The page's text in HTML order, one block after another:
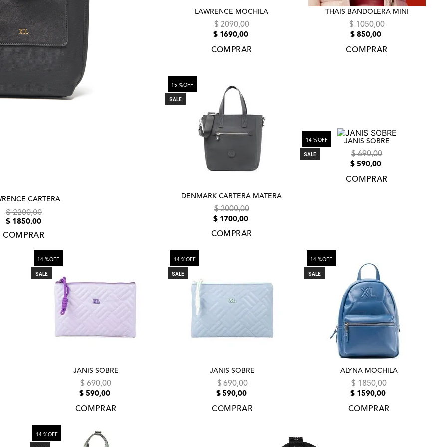
CARTERA
$ 2290,00
$ 1850,00
COMPRAR
LAWRENCE MOCHILA
$ 2090,00
$ 1690,00
COMPRAR
THAIS BANDOLERA MINI
$ 1050,00
$ 850,00
COMPRAR
DENMARK CARTERA MATERA
SALE
15 %OFF
$ 2000,00
$ 1700,00
COMPRAR
JANIS SOBRE
SALE
14 %OFF
$ 690,00
$ 590,00
COMPRAR
JANIS SOBRE
SALE
14 %OFF
$ 690,00
$ 590,00
COMPRAR
JANIS SOBRE
SALE
14 %OFF
$ 690,00
$ 590,00
COMPRAR
ALYNA MOCHILA
SALE
14 %OFF
$ 1850,00
$ 1590,00
COMPRAR
14 %OFF